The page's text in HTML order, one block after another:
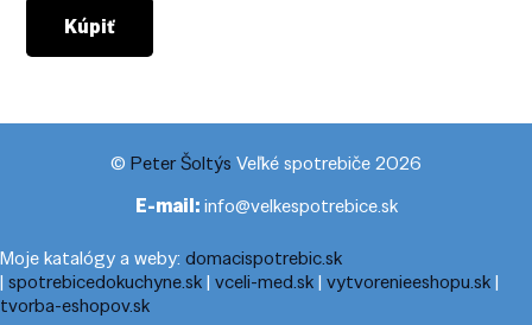
Kúpiť
© Peter Šoltýs Veľké spotrebiče 2026
E-mail:info@velkespotrebice.sk
Moje katalógy a weby: domacispotrebic.sk
| spotrebicedokuchyne.sk| vceli-med.sk| vytvorenieeshopu.sk|
tvorba-eshopov.sk